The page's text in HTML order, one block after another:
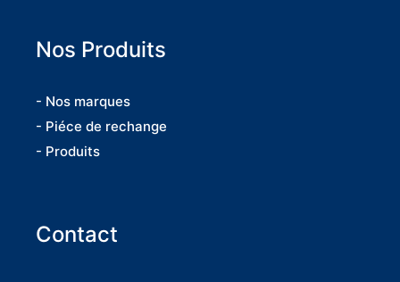
Nos Produits
- Nos marques
- Piéce de rechange
- Produits
Contact